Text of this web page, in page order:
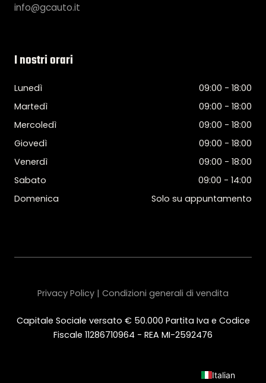
info@gcauto.it
I nostri orari
Lunedì
09:00 - 18:00
Martedì
09:00 - 18:00
Mercoledì
09:00 - 18:00
Giovedì
09:00 - 18:00
Venerdì
09:00 - 18:00
Sabato
09:00 - 14:00
Domenica
Solo su appuntamento
Capitale Sociale versato € 50.000 Partita Iva e Codice
Fiscale 11286710964 - REA MI-2592476
Privacy Policy | Condizioni generali di vendita
Italian